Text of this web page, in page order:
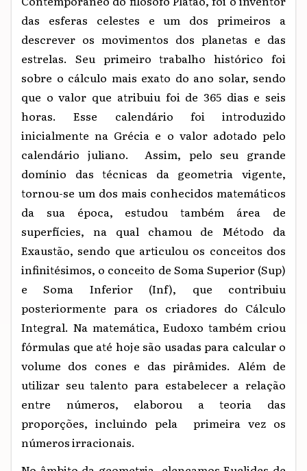
das esferas celestes e um dos primeiros a
descrever os movimentos dos planetas e das
estrelas. Seu primeiro trabalho histórico foi
sobre o cálculo mais exato do ano solar, sendo
que o valor que atribuiu foi de 365 dias e seis
horas. Esse calendário foi introduzido
inicialmente na Grécia e o valor adotado pelo
calendário juliano. Assim, pelo seu grande
domínio das técnicas da geometria vigente,
tornou-se um dos mais conhecidos matemáticos
da sua época, estudou também área de
superfícies, na qual chamou de Método da
Exaustão, sendo que articulou os conceitos dos
infinitésimos, o conceito de Soma Superior (Sup)
e Soma Inferior (Inf), que contribuiu
posteriormente para os criadores do Cálculo
Integral. Na matemática, Eudoxo também criou
fórmulas que até hoje são usadas para calcular o
volume dos cones e das pirâmides. Além de
utilizar seu talento para estabelecer a relação
entre números, elaborou a teoria das
proporções, incluindo pela primeira vez os
números irracionais.